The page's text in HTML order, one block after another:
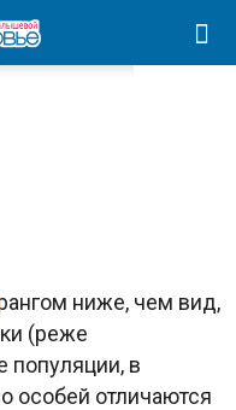
ниже, чем вид,
(реже
популяции, в
особей отличаются